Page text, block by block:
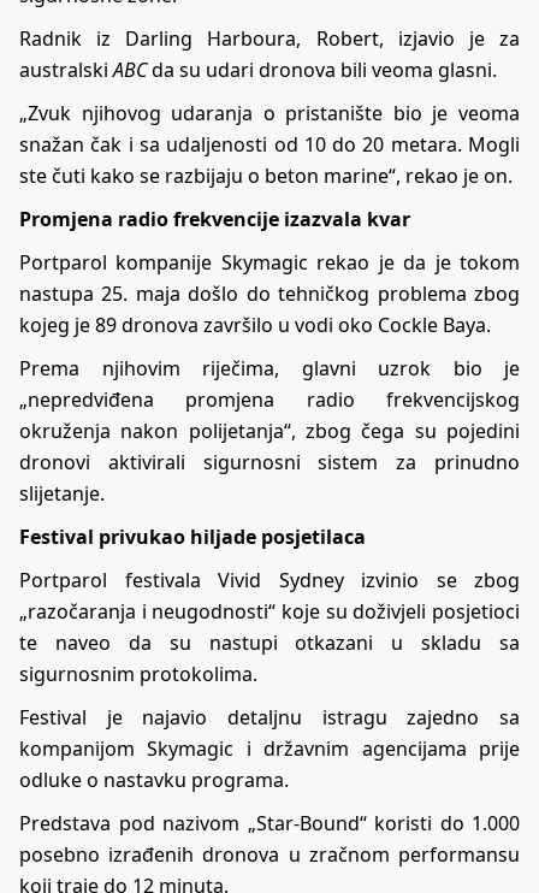
Radnik iz Darling Harboura, Robert, izjavio je za
australskiABCda su udari dronova bili veoma glasni.
„Zvuk njihovog udaranja o pristanište bio je veoma
snažan čak i sa udaljenosti od 10 do 20 metara. Mogli
ste čuti kako se razbijaju o beton marine“, rekao je on.
Promjena radio frekvencije izazvala kvar
Portparol kompanije Skymagic rekao je da je tokom
nastupa 25. maja došlo do tehničkog problema zbog
kojeg je 89 dronova završilo u vodi oko Cockle Baya.
Prema njihovim riječima, glavni uzrok bio je
„nepredviđena promjena radio frekvencijskog
okruženja nakon polijetanja“, zbog čega su pojedini
dronovi aktivirali sigurnosni sistem za prinudno
slijetanje.
Festival privukao hiljade posjetilaca
Portparol festivala Vivid Sydney izvinio se zbog
„razočaranja i neugodnosti“ koje su doživjeli posjetioci
te naveo da su nastupi otkazani u skladu sa
sigurnosnim protokolima.
Festival je najavio detaljnu istragu zajedno sa
kompanijom Skymagic i državnim agencijama prije
odluke o nastavku programa.
Predstava pod nazivom „Star-Bound“ koristi do 1.000
posebno izrađenih dronova u zračnom performansu
koji traje do 12 minuta.